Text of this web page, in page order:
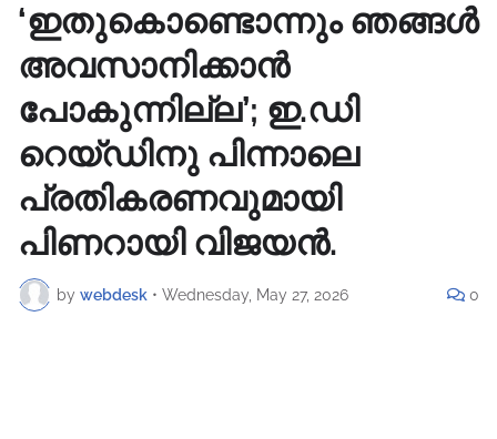
‘ഇതുകൊണ്ടൊന്നും ഞങ്ങൾ
അവസാനിക്കാൻ
പോകുന്നില്ല’; ഇ.ഡി
റെയ്ഡിനു പിന്നാലെ
പ്രതികരണവുമായി
പിണറായി വിജയൻ.
by webdesk • Wednesday, May 27, 2026 0